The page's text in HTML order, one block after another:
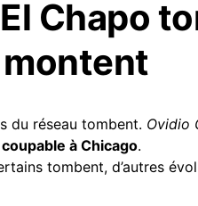
Chapo
du réseau tombent. Ovidio
à Chicago.
tombent, d’autres